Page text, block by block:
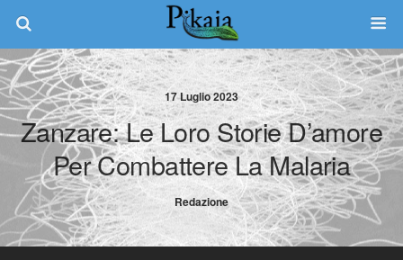
17 Luglio 2023
Zanzare: Le Loro Storie D’amore
Per Combattere La Malaria
Redazione